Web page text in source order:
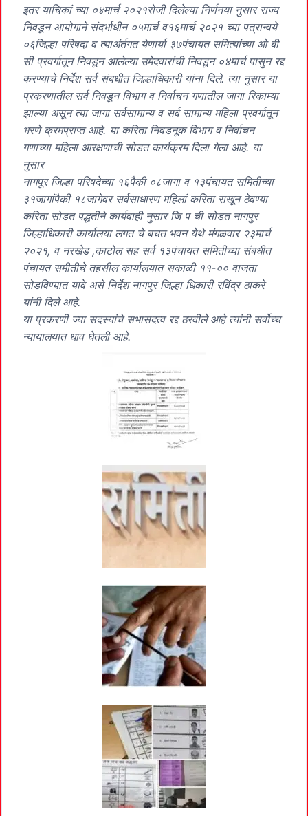
इतर याचिकां च्या ०४मार्च २०२१रोजी दिलेल्या निर्णनया नुसार राज्य
निवडून आयोगाने संदर्भाधीन ०५मार्च व१६मार्च २०२१ च्या पत्रान्वये
०६जिल्हा परिषदा व त्याअंर्तगत येणार्या ३७पंचायत समित्यांच्या ओ बी
सी प्रवर्गातून निवडून आलेल्या उमेदवारांची निवडून ०४मार्च पासुन रद्द
करण्याचे निर्देश सर्व संबधीत जिल्हाधिकारी यांना दिले. त्या नुसार या
प्रकरणातील सर्व निवडून विभाग व निर्वाचन गणातील जागा रिकाम्या
झाल्या असून त्या जागा सर्वसामान्य व सर्व सामान्य महिला प्रवर्गातून
भरणे क्रमप्राप्त आहे. या करिता निवडनूक विभाग व निर्वाचन
गणाच्या महिला आरक्षणाची सोडत कार्यक्रम दिला गेला आहे. या
नुसार
नागपूर जिल्हा परिषदेच्या १६पैकी ०८जागा व १३पंचायत समितीच्या
३१जागांपैकी १८जागेवर सर्वसाधारण महिलां करिता राखून ठेवण्या
करिता सोडत पद्धतीने कार्यवाही नुसार जि प ची सोडत नागपुर
जिल्हाधिकारी कार्यालया लगत चे बचत भवन येथे मंगळवार २३मार्च
२०२१, व नरखेड ,काटोल सह सर्व १३पंचायत समितीच्या संबधीत
पंचायत समीतीचे तहसील कार्यालयात सकाळी ११-०० वाजता
सोडविण्यात यावे असे निर्देश नागपुर जिल्हा धिकारी रविंद्र ठाकरे
यांनी दिले आहे.
या प्रकरणी ज्या सदस्यांचे सभासदत्व रद्द ठरवीले आहे त्यांनी सर्वोच्च
न्यायालयात धाव घेतली आहे.